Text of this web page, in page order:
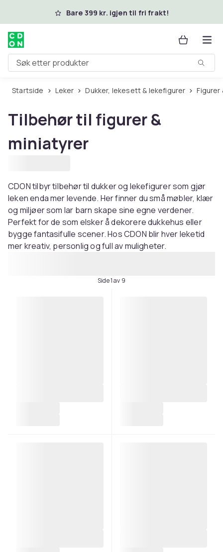
Hopp til hovedinnholdBare 399 kr. igjen til fri frakt!
Søk etter produkter
Startside Leker Dukker, lekesett & lekefigurer
Tilbehør til figurer &
miniatyrer
CDON tilbyr tilbehør til dukker og lekefigurer som gjør
leken enda mer levende. Her finner du små møbler, klær
og miljøer som lar barn skape sine egne verdener.
Perfekt for de som elsker å dekorere dukkehus eller
bygge fantasifulle scener. Hos CDON blir hver leketid
mer kreativ, personlig og full av muligheter.
Side 1 av 9